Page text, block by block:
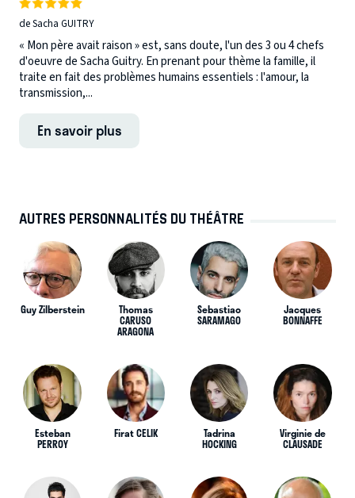
de Sacha GUITRY
« Mon père avait raison » est, sans doute, l'un des 3 ou 4 chefs
d'oeuvre de Sacha Guitry. En prenant pour thème la famille, il
traite en fait des problèmes humains essentiels : l'amour, la
transmission,...
En savoir plus
AUTRES PERSONNALITÉS DU THÉÂTRE
Guy Zilberstein Thomas
CARUSO
ARAGONA
Sebastiao
SARAMAGO
Jacques
BONNAFFE
Esteban
PERROY
Firat CELIK Tadrina
HOCKING
Virginie de
CLAUSADE